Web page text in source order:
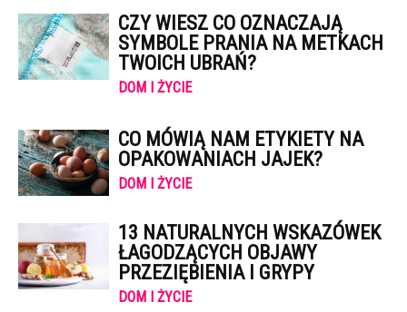
CZY WIESZ CO OZNACZAJĄ
SYMBOLE PRANIA NA METKACH
TWOICH UBRAŃ?
DOM I ŻYCIE
CO MÓWIĄ NAM ETYKIETY NA
OPAKOWANIACH JAJEK?
DOM I ŻYCIE
13 NATURALNYCH WSKAZÓWEK
ŁAGODZĄCYCH OBJAWY
PRZEZIĘBIENIA I GRYPY
DOM I ŻYCIE